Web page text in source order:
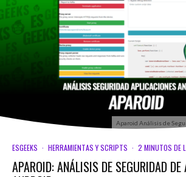
Aparoid Análisis de
ESGEEKS · HERRAMIENTAS Y SCRIPTS · 2 MINUTOS DE
APAROID: ANÁLISIS DE SEGURIDAD DE